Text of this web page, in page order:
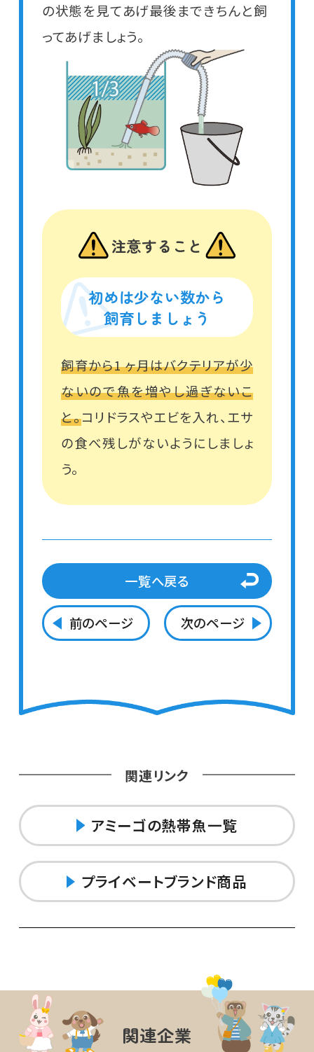
の状態を見てあげ最後まできちんと飼
ってあげましょう。
注意すること
初めは少ない数から
飼育しましょう
飼育から1 ヶ月はバクテリアが少
ないので魚を増やし過ぎないこ
と。コリドラスやエビを入れ、エサ
の食べ残しがないようにしましょ
う。
一覧へ戻る
前のページ 次のページ
関連リンク
アミーゴの熱帯魚一覧
プライベートブランド商品
関連企業